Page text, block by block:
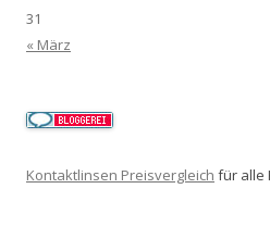
31
« März
Kontaktlinsen Preisvergleich für alle